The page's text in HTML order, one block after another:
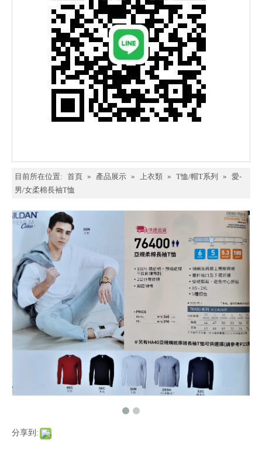
目前所在位置: 首頁 » 產品展示 » 上衣類 » T恤/帽T系列 » 愛-
男/女柔棉長袖T恤
分享到: